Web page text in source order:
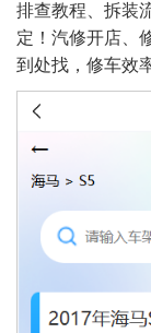
排查教程、拆装
定！汽修开店、
到处找，修车效